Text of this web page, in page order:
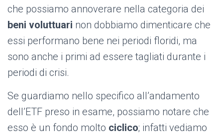
che possiamo annoverare nella categoria dei
beni voluttuari non dobbiamo dimenticare che
essi performano bene nei periodi floridi, ma
sono anche i primi ad essere tagliati durante i
periodi di crisi.
Se guardiamo nello specifico all’andamento
dell’ETF preso in esame, possiamo notare che
esso è un fondo molto ciclico; infatti vediamo